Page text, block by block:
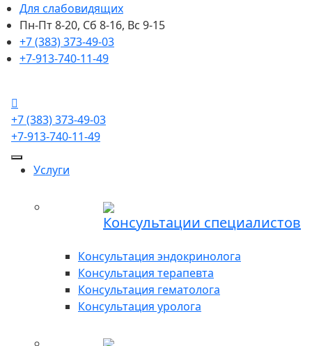
Для слабовидящих
Пн-Пт 8-20, Сб 8-16, Вс 9-15
+7 (383) 373-49-03
+7-913-740-11-49
+7 (383) 373-49-03
+7-913-740-11-49
Услуги
Консультации специалистов
Консультация эндокринолога
Консультация терапевта
Консультация гематолога
Консультация уролога